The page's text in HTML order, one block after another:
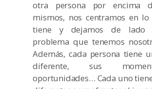
otra persona por encima
mismos, nos centramos en
tiene y dejamos de lado
problema que tenemos
Además, cada persona tiene
diferente, sus
oportunidades… Cada uno